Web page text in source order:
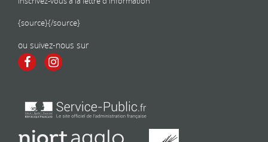
{source}{/source}
ou suivez-nous sur